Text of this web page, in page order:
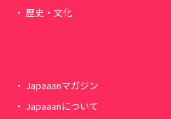
歴史・文化
Japaaanマガジン
Japaaanについて